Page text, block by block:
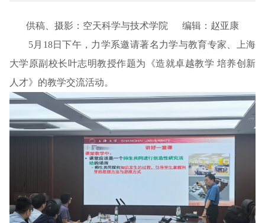
供稿、摄影：空天科学与技术学院 编辑：赵亚康
5月18日下午，力学系邀请著名力学与教育专家、上海
大学原副校长叶志明教授作题为《造就卓越教学 培养创新
人才》的教学交流活动。